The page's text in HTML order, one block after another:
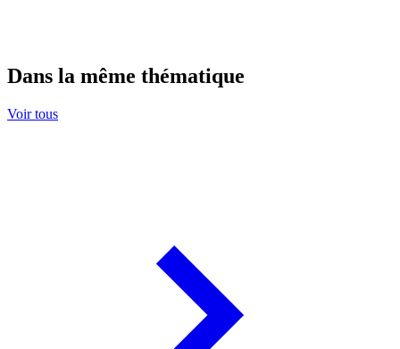
Dans la même thématique
Voir tous